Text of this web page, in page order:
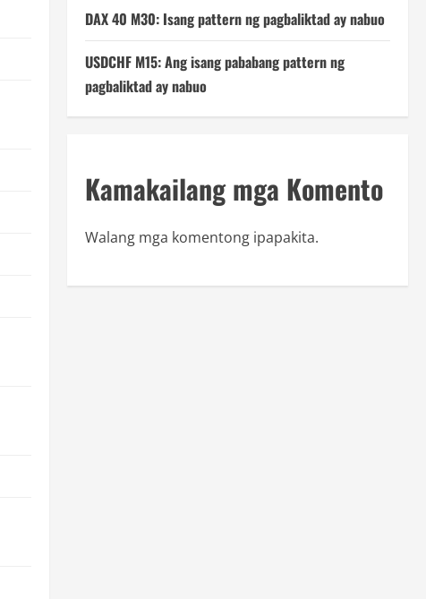
DAX 40 M30: Isang pattern ng pagbaliktad ay nabuo
USDCHF M15: Ang isang pababang pattern ng
pagbaliktad ay nabuo
Kamakailang mga Komento
Walang mga komentong ipapakita.